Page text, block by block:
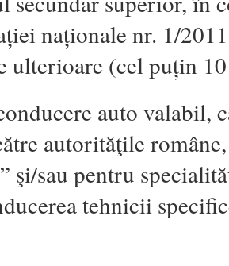
naționale nr. 1/
ulterioare (cel puțin
auto valabil,
autorităţile
şi/sau pentru
tehnicii